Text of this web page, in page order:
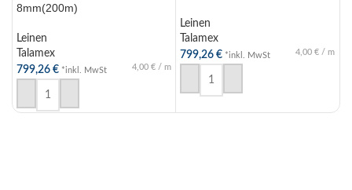
8mm(200m)
Leinen
Talamex
799,26 € *inkl. MwSt 4,00 € / m
IN DEN WARENKORB
Leinen
Talamex
799,26 € *inkl. MwSt 4,00 € / m
IN DEN WARENKORB